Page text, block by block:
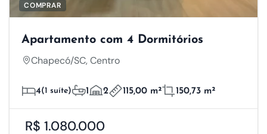
COMPRAR
Apartamento com 4 Dormitórios
Chapecó/SC, Centro
4(1 suíte) 1 2 115,00 m² 150,73 m²
R$ 1.080.000